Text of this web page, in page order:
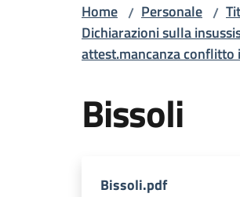
Home / Personale /
Dichiarazioni sulla
attest.mancanza
Bissoli
Bissoli.pdf